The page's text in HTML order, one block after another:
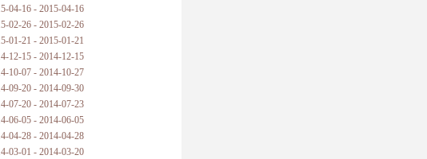
04-16 - 2015-04-16
02-26 - 2015-02-26
01-21 - 2015-01-21
12-15 - 2014-12-15
10-07 - 2014-10-27
09-20 - 2014-09-30
07-20 - 2014-07-23
06-05 - 2014-06-05
04-28 - 2014-04-28
03-01 - 2014-03-20